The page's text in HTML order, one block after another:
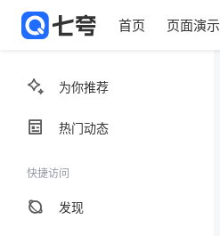
首页 页面演示
为你推荐
热门动态
快捷访问
发现